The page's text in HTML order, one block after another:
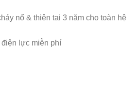
nổ & thiên tai 3 năm cho toàn hệ
lực miễn phí